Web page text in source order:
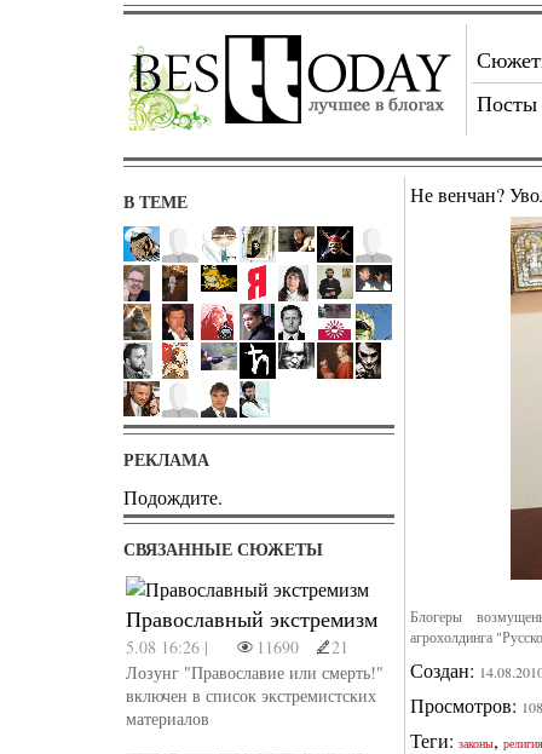
Посты
В ТЕМЕ
РЕКЛАМА
Подождите.
СВЯЗАННЫЕ СЮЖЕТЫ
Православный экстремизм
5.08 16:26 | 11690
21
Лозунг "Православие или смерть!"
включен в список экстремистских
материалов
Не венчан?
Блогеры
агрохолдинга
Создан:
Просмотров:
Теги: законы, религия